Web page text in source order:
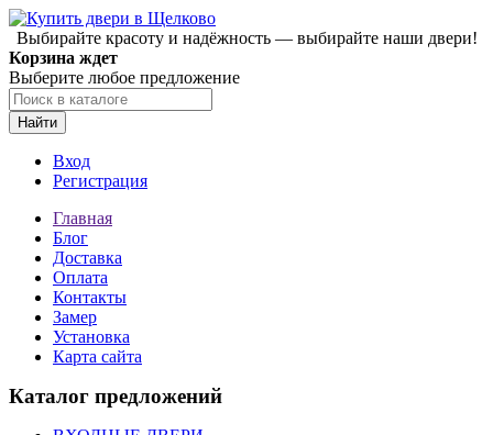
Выбирайте красоту и надёжность — выбирайте наши двери!
Корзина ждет
Выберите любое предложение
Найти
Вход
Регистрация
Главная
Блог
Доставка
Оплата
Контакты
Замер
Установка
Карта сайта
Каталог предложений